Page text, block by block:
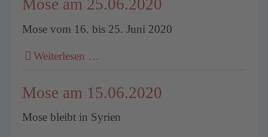
Mose am 25.06.2020
Mose vom 16. bis 25. Juni 2020
Weiterlesen …
Mose am 15.06.2020
Mose bleibt in Syrien